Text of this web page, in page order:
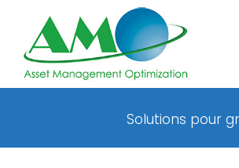
Solutions pour